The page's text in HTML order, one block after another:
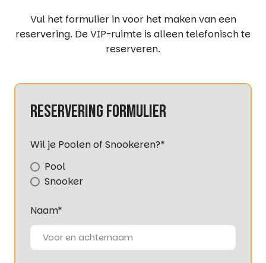
Vul het formulier in voor het maken van een
reservering. De VIP-ruimte is alleen telefonisch te
reserveren.
reservering formulier
Wil je Poolen of Snookeren?*
Pool
Snooker
Naam*